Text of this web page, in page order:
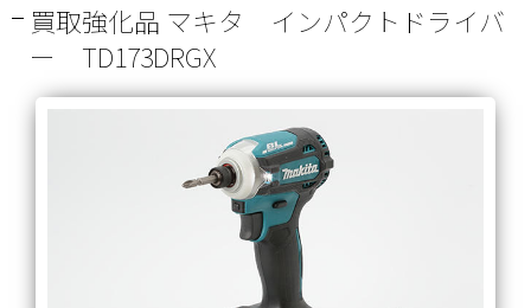
買取強化品 マキタ インパクトドライバ
ー TD173DRGX